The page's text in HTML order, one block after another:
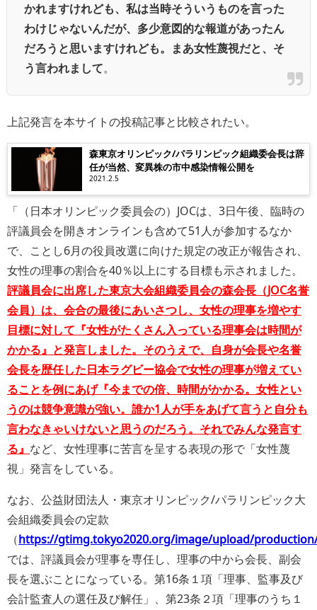
かれますけれども、私は当時そういうものを言った
わけじゃないんだが、多少意図的な報道があったん
だろうと思いますけれども。まあ女性蔑視だと、そ
う言われまして。
上記発言を本サイトの投稿記事と比較されたい。
森東京オリンピック/パラリンピック組織委会長は辞
任が当然、変異株の市中感染情報公開を
2021.2.5
「（日本オリンピック委員会の）JOCは、3日午後、臨時の
評議員会を開きオンラインも含めて51人が参加するなか
で、ことし6月の役員改選に向けた規定の改正が報告され、
女性の理事の割合を40％以上にする目標も示されました。
評議員会に出席した東京大会組織委員会の森会長（JOC名誉
会員）は、会合の最後にあいさつし、女性の理事を増やす
目標に対して『女性がたくさん入っている理事会は時間が
かかる』と発言しました。そのうえで、自身が会長や名誉
会長を歴任した日本ラグビー協会で女性の理事が増えてい
ることを例にあげ『今までの倍、時間がかかる。女性とい
うのは競争意識が強い。誰か1人が手をあげて言うと自分も
言わなきゃいけないと思うのだろう。それでみんな発言す
る』 など、女性理事に苦言を呈する表現の形で「女性蔑
視」発言をしている。
なお、公益財団法人・東京オリンピック/パラリンピック大
会組織委員会の定款
（https://gtimg.tokyo2020.org/image/upload/
では、評議員会が理事を専任し、理事の中から会長、副会
長を選ぶことになっている。第16条１項「理事、監事及び
会計監査人の選任及び解任」、第23条２項「理事のうち１